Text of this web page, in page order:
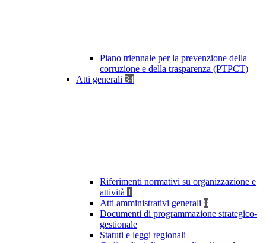
Piano triennale per la prevenzione della
corruzione e della trasparenza (PTPCT)
Atti generali 34
Riferimenti normativi su organizzazione e
attività 1
Atti amministrativi generali 8
Documenti di programmazione strategico-
gestionale
Statuti e leggi regionali